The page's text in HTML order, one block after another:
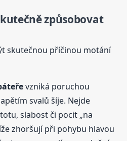
způsobovat
skutečnou příčinou motání
vzniká poruchou
svalů šíje. Nejde
slabost či pocit „na
zhoršují při pohybu hlavou